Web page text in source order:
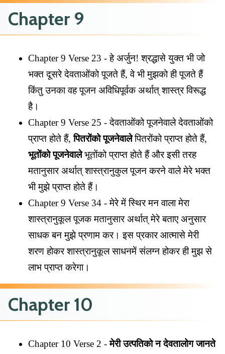
Chapter 9
Chapter 9 Verse 23 - हे अर्जुन! श्रद्धासे युक्त भी जो
भक्त दूसरे देवताओंको पूजते हैं, वे भी मुझको ही पूजते हैं
किंतु उनका वह पूजन अविधिपूर्वक अर्थात् शास्त्र विरूद्ध
है।
Chapter 9 Verse 25 - देवताओंको पूजनेवाले देवताओंको
प्राप्त होते हैं,पितरोंको पूजनेवालेपितरोंको प्राप्त होते हैं,
भूतोंको पूजनेवालेभूतोंको प्राप्त होते हैं और इसी तरह
मतानुसार अर्थात् शास्त्रानुकुल पूजन करने वाले मेरे भक्त
भी मुझे प्राप्त होते हैं।
Chapter 9 Verse 34 - मेरे में स्थिर मन वाला मेरा
शास्त्रानुकूल पूजक मतानुसार अर्थात् मेरे बताए अनुसार
साधक बन मुझे प्रणाम कर। इस प्रकार आत्मासे मेरी
शरण होकर शास्त्रानुकूल साधनमें संलग्न होकर ही मुझ से
लाभ प्राप्त करेगा।
Chapter 10
Chapter 10 Verse 2 -मेरी उत्पतिको न देवतालोग जानते